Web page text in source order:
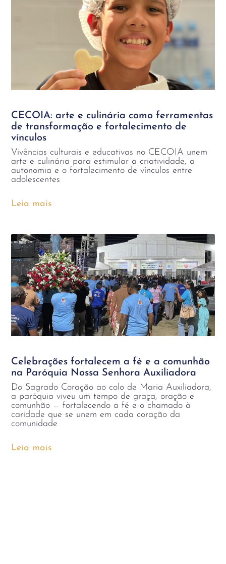
CECOIA: arte e culinária como ferramentas
de transformação e fortalecimento de
vínculos
Vivências culturais e educativas no CECOIA unem
arte e culinária para estimular a criatividade, a
autonomia e o fortalecimento de vínculos entre
adolescentes
Leia mais
Celebrações fortalecem a fé e a comunhão
na Paróquia Nossa Senhora Auxiliadora
Do Sagrado Coração ao colo de Maria Auxiliadora,
a paróquia viveu um tempo de graça, oração e
comunhão — fortalecendo a fé e o chamado à
caridade que se unem em cada coração da
comunidade
Leia mais